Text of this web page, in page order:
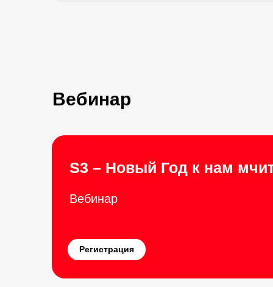
Вебинар
S3 – Новый Год к нам
Вебинар
Регистрация